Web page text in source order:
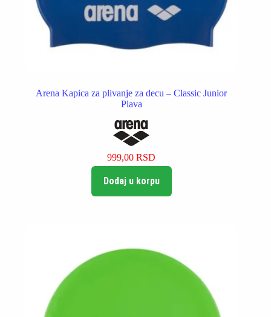
Arena Kapica za plivanje za decu – Classic Junior
Plava
999,00RSD
Dodaj u korpu